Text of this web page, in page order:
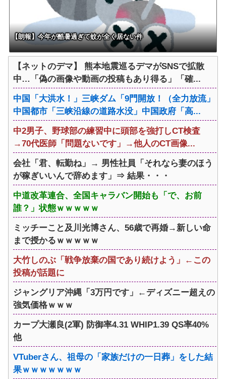
【朗報】今年が酷暑過ぎて蚊が全く居ない件
【ネットのデマ】 熊本地震巡るデマがSNSで拡散
中…「偽の画像や動画の投稿もあり得る」「確...
中国「大洪水！」三峡ダム「9門開放！（全力放流」
中国都市「三峡沿線の道路水没」中国政府「高...
中2男子、野球部の練習中に頭部を強打しCT検査
→70代医師「問題ないです」→他人のCT画像...
会社「君、転勤ね」→ 男性社員「それなら妻のほう
が稼ぎいいんで辞めます」⇒ 結果・・・
中道改革連合、全国キャラバン開始も「で、お前
誰？」状態ｗｗｗｗｗ
ミッチーこと及川光博さん、56歳で再婚→新しい命
まで授かるｗｗｗｗｗ
大竹しのぶ「戦争放棄の国であり続けよう」←この
投稿が話題に
ジャングリア沖縄「3万円です」←ディズニー超えの
強気価格ｗｗｗ
カープ大瀬良(2軍) 防御率4.31 WHIP1.39 QS率40%
他
VTuberさん、祖母の「家族だけの一日葬」をした結
果ｗｗｗｗｗｗｗ